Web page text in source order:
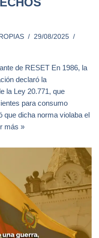
29/08/2025
de RESET En 1986, la
declaró la
la Ley 20.771, que
para consumo
que dicha norma violaba el
más »